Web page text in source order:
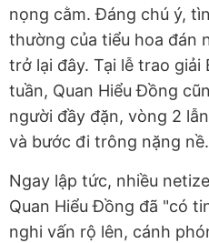
nọng cằm. Đáng chú ý,
thường của tiểu hoa đán
trở lại đây. Tại lễ trao giải
tuần, Quan Hiểu Đồng
người đầy đặn, vòng 2
và bước đi trông nặng nề.
Ngay lập tức, nhiều
Quan Hiểu Đồng đã "có
nghi vấn rộ lên, cánh